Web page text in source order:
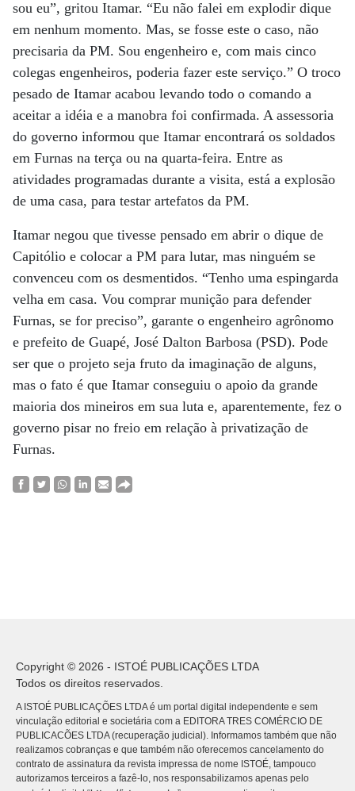
sou eu”, gritou Itamar. “Eu não falei em explodir dique
em nenhum momento. Mas, se fosse este o caso, não
precisaria da PM. Sou engenheiro e, com mais cinco
colegas engenheiros, poderia fazer este serviço.” O troco
pesado de Itamar acabou levando todo o comando a
aceitar a idéia e a manobra foi confirmada. A assessoria
do governo informou que Itamar encontrará os soldados
em Furnas na terça ou na quarta-feira. Entre as
atividades programadas durante a visita, está a explosão
de uma casa, para testar artefatos da PM.
Itamar negou que tivesse pensado em abrir o dique de
Capitólio e colocar a PM para lutar, mas ninguém se
convenceu com os desmentidos. “Tenho uma espingarda
velha em casa. Vou comprar munição para defender
Furnas, se for preciso”, garante o engenheiro agrônomo
e prefeito de Guapé, José Dalton Barbosa (PSD). Pode
ser que o projeto seja fruto da imaginação de alguns,
mas o fato é que Itamar conseguiu o apoio da grande
maioria dos mineiros em sua luta e, aparentemente, fez o
governo pisar no freio em relação à privatização de
Furnas.
Copyright © 2026 - ISTOÉ PUBLICAÇÕES LTDA
Todos os direitos reservados.
A ISTOÉ PUBLICAÇÕES LTDA é um portal digital independente e sem
vinculação editorial e societária com a EDITORA TRES COMÉRCIO DE
PUBLICACÕES LTDA (recuperação judicial). Informamos também que não
realizamos cobranças e que também não oferecemos cancelamento do
contrato de assinatura da revista impressa de nome ISTOÉ, tampouco
autorizamos terceiros a fazê-lo, nos responsabilizamos apenas pelo